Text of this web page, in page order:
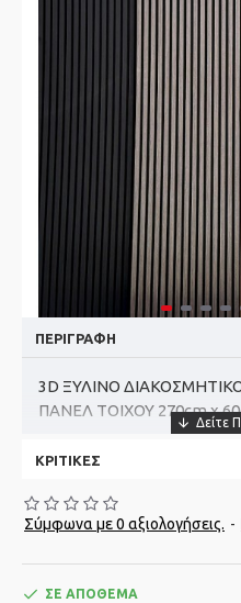
ΠΕΡΙΓΡΑΦΉ
3D ΞΥΛΙΝΟ
ΠΑΝΕΛ ΤΟΙΧΟΥ 270cm x
ΚΡΙΤΙΚΈΣ
Σύμφωνα με 0 αξιολογήσεις. -
ΣΕ ΑΠΌΘΕΜΑ